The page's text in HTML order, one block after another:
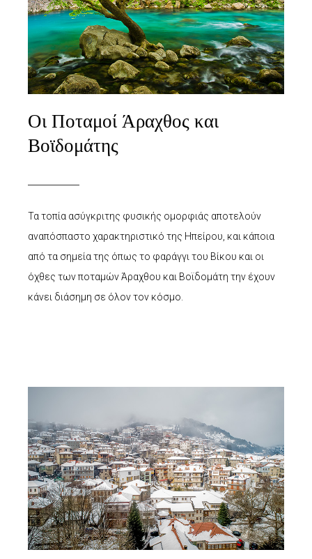
Οι Ποταμοί Άραχθος και
Βοϊδομάτης
Τα τοπία ασύγκριτης φυσικής ομορφιάς αποτελούν
αναπόσπαστο χαρακτηριστικό της Ηπείρου, και κάποια
από τα σημεία της όπως το φαράγγι του Βίκου και οι
όχθες των ποταμών Άραχθου και Βοϊδομάτη την έχουν
κάνει διάσημη σε όλον τον κόσμο.